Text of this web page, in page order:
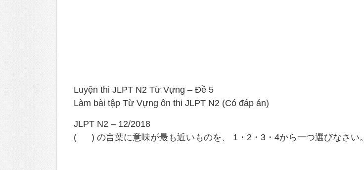
Luyện thi JLPT N2 Từ Vựng – Đề 5
Làm bài tập Từ Vựng ôn thi JLPT N2 (Có đáp án)
JLPT N2 – 12/2018
( ) の言葉に意味が最も近いものを、 1・2・3・4から一つ選びなさい。